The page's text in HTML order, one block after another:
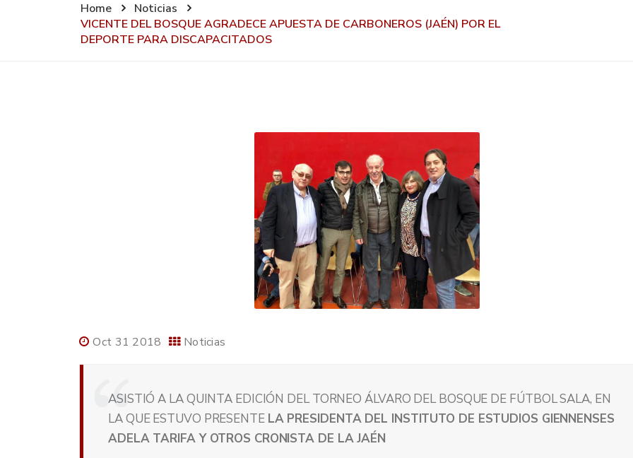
Home
Noticias
VICENTE DEL BOSQUE AGRADECE APUESTA DE CARBONEROS (JAÉN) POR EL
DEPORTE PARA DISCAPACITADOS
Oct 31 2018 Noticias
ASISTIÓ A LA QUINTA EDICIÓN DEL TORNEO ÁLVARO DEL BOSQUE DE FÚTBOL SALA, EN
LA QUE ESTUVO PRESENTE LA PRESIDENTA DEL INSTITUTO DE ESTUDIOS GIENNENSES
ADELA TARIFA Y OTROS CRONISTA DE LA JAÉN